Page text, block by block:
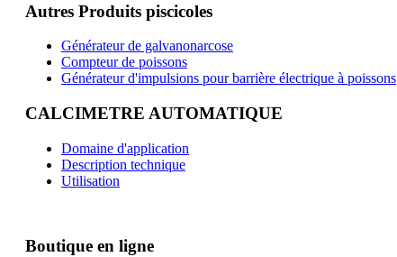
Autres Produits piscicoles
Générateur de galvanonarcose
Compteur de poissons
Générateur d'impulsions pour barrière électrique à poissons
CALCIMETRE AUTOMATIQUE
Domaine d'application
Description technique
Utilisation
Boutique en ligne